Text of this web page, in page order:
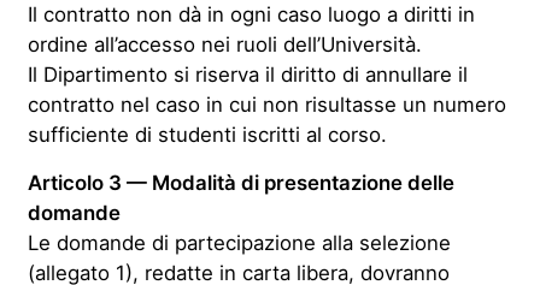
Il contratto non dà in ogni caso luogo a diritti in
ordine all’accesso nei ruoli dell’Università.
Il Dipartimento si riserva il diritto di annullare il
contratto nel caso in cui non risultasse un numero
sufficiente di studenti iscritti al corso.
Articolo 3 — Modalità di presentazione delle
domande
Le domande di partecipazione alla selezione
(allegato 1), redatte in carta libera, dovranno